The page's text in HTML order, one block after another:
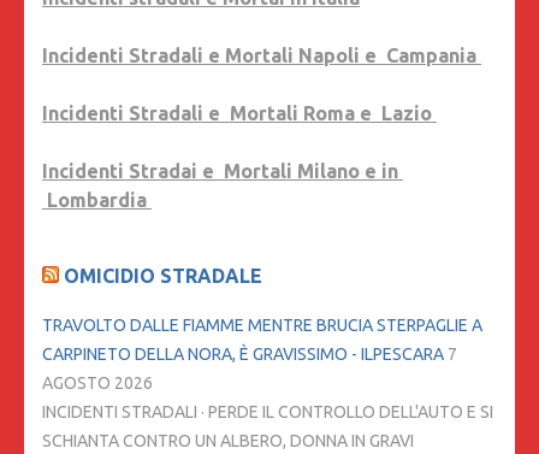
Incidenti Stradali e Mortali Napoli e Campania
Incidenti Stradali e Mortali Roma e Lazio
Incidenti Stradai e Mortali Milano e in
Lombardia
OMICIDIO STRADALE
TRAVOLTO DALLE FIAMME MENTRE BRUCIA STERPAGLIE A
CARPINETO DELLA NORA, È GRAVISSIMO - ILPESCARA 7
AGOSTO 2026
INCIDENTI STRADALI · PERDE IL CONTROLLO DELL'AUTO E SI
SCHIANTA CONTRO UN ALBERO, DONNA IN GRAVI